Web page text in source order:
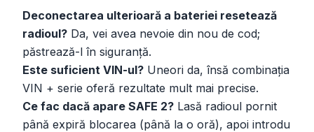
Deconectarea ulterioară a bateriei resetează
radioul? Da, vei avea nevoie din nou de cod;
păstrează-l în siguranță.
Este suficient VIN-ul? Uneori da, însă combinația
VIN + serie oferă rezultate mult mai precise.
Ce fac dacă apare SAFE 2? Lasă radioul pornit
până expiră blocarea (până la o oră), apoi introdu